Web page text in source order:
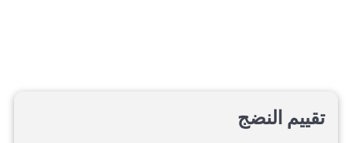
تقييم النضج